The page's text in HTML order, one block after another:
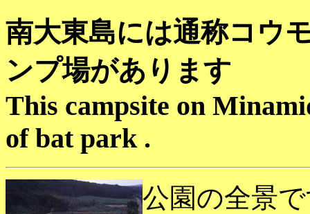
南大東島には通称コウ
ンプ場があります
This campsite on
of bat park .
公園の全景